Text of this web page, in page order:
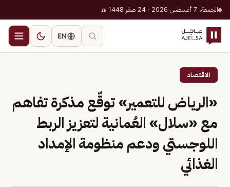
الجمعة، 7 أغسطس 2026 · 24 صفر 1448 هـ
EN
الاقتصاد
«الرياض للتعمير» توقّع مذكرة تفاهم
مع «سلال» العُمانية لتعزيز الربط
اللوجستي ودعم منظومة الإمداد
الغذائي